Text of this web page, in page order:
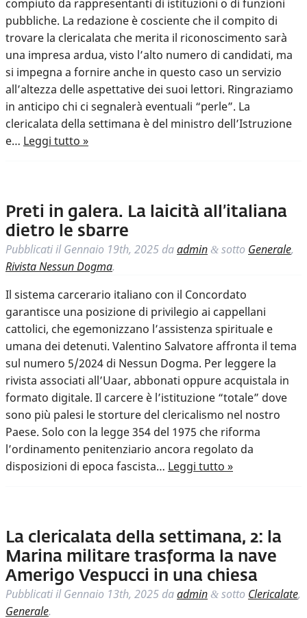
compiuto da rappresentanti di istituzioni o di funzioni
pubbliche. La redazione è cosciente che il compito di
trovare la clericalata che merita il riconoscimento sarà
una impresa ardua, visto l’alto numero di candidati, ma
si impegna a fornire anche in questo caso un servizio
all’altezza delle aspettative dei suoi lettori. Ringraziamo
in anticipo chi ci segnalerà eventuali “perle”. La
clericalata della settimana è del ministro dell’Istruzione
e… Leggi tutto »
Preti in galera. La laicità all’italiana
dietro le sbarre
Pubblicati ilGennaio 19th, 2025 daadmin & sotto Generale,
Rivista Nessun Dogma.
Il sistema carcerario italiano con il Concordato
garantisce una posizione di privilegio ai cappellani
cattolici, che egemonizzano l’assistenza spirituale e
umana dei detenuti. Valentino Salvatore affronta il tema
sul numero 5/2024 di Nessun Dogma. Per leggere la
rivista associati all’Uaar, abbonati oppure acquistala in
formato digitale. Il carcere è l’istituzione “totale” dove
sono più palesi le storture del clericalismo nel nostro
Paese. Solo con la legge 354 del 1975 che riforma
l’ordinamento penitenziario ancora regolato da
disposizioni di epoca fascista… Leggi tutto »
La clericalata della settimana, 2: la
Marina militare trasforma la nave
Amerigo Vespucci in una chiesa
Pubblicati ilGennaio 13th, 2025 daadmin & sotto Clericalate,
Generale.